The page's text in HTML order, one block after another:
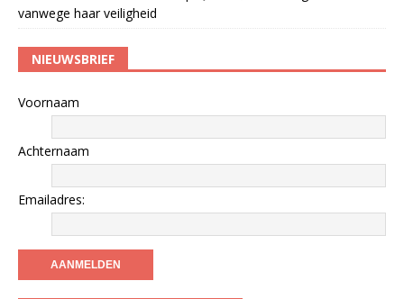
vanwege haar veiligheid
NIEUWSBRIEF
Voornaam
Achternaam
Emailadres: